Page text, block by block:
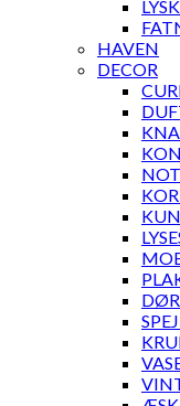
HAVEN
DECOR